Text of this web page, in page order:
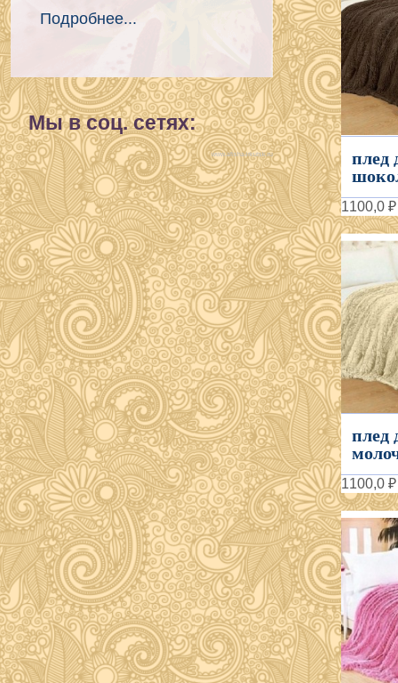
Подробнее...
Мы в соц. сетях:
www.afisha-irkutsk.ru
плед
1100,0 ₽
плед
1100,0 ₽